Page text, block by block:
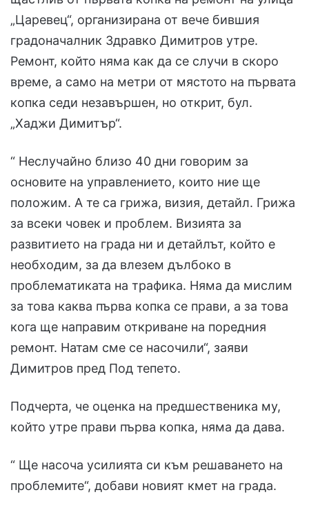
„Царевец“, организирана от вече бившия
градоначалник Здравко Димитров утре.
Ремонт, който няма как да се случи в скоро
време, а само на метри от мястото на първата
копка седи незавършен, но открит, бул.
„Хаджи Димитър“.
“ Неслучайно близо 40 дни говорим за
основите на управлението, които ние ще
положим. А те са грижа, визия, детайл. Грижа
за всеки човек и проблем. Визията за
развитието на града ни и детайлът, който е
необходим, за да влезем дълбоко в
проблематиката на трафика. Няма да мислим
за това каква първа копка се прави, а за това
кога ще направим откриване на поредния
ремонт. Натам сме се насочили“, заяви
Димитров пред Под тепето.
Подчерта, че оценка на предшественика му,
който утре прави първа копка, няма да дава.
“ Ще насоча усилията си към решаването на
проблемите“, добави новият кмет на града.